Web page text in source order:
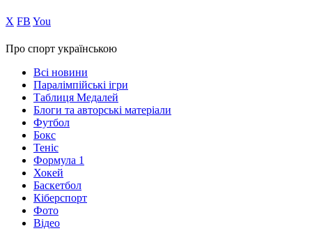
Х FB You
Про спорт українською
Всі новини
Паралімпійські ігри
Таблиця Медалей
Блоги та авторські матеріали
Футбол
Бокс
Теніс
Формула 1
Хокей
Баскетбол
Кіберспорт
Фото
Відео